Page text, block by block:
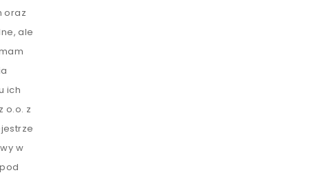
oraz
ale
ich
o.o. z
w